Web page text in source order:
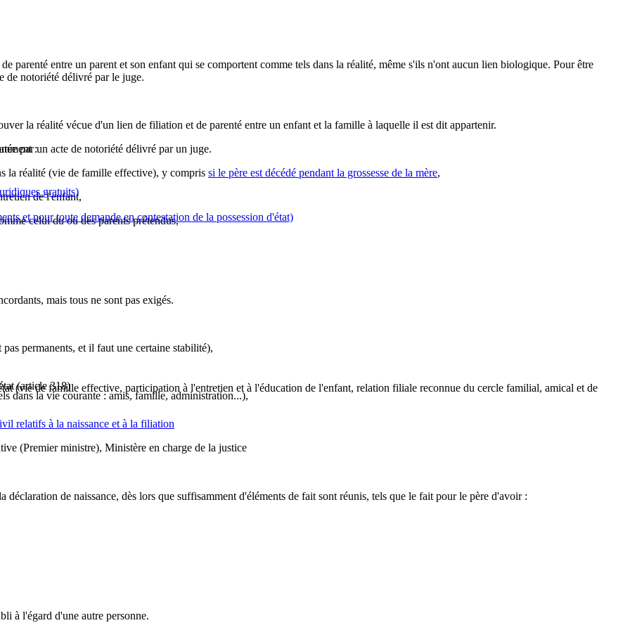
parenté entre un parent et son enfant qui se comportent comme tels dans la réalité, même s'ils n'ont aucun lien biologique. Pour être
de notoriété délivré par le juge.
la réalité vécue d'un lien de filiation et de parenté entre un enfant et la famille à laquelle il est dit appartenir.
:
la réalité (vie de famille effective), y compris si le père est décédé pendant la grossesse de la mère,
de l'enfant,
celui du ou des parents prétendus,
mais tous ne sont pas exigés.
permanents, et il faut une certaine stabilité),
dans la vie courante : amis, famille, administration...),
par un acte de notoriété délivré par un juge.
(vie de famille effective, participation à l'entretien et à l'éducation de l'enfant, relation filiale reconnue du cercle familial, amical et de
déclaration de naissance, dès lors que suffisamment d'éléments de fait sont réunis, tels que le fait pour le père d'avoir :
à l'égard d'une autre personne.
gratuits)
et pour toute demande en contestation de la possession d'état)
(article 318)
relatifs à la naissance et à la filiation
(Premier ministre), Ministère en charge de la justice